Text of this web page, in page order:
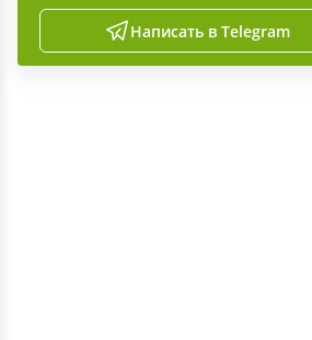
Написать в Telegram